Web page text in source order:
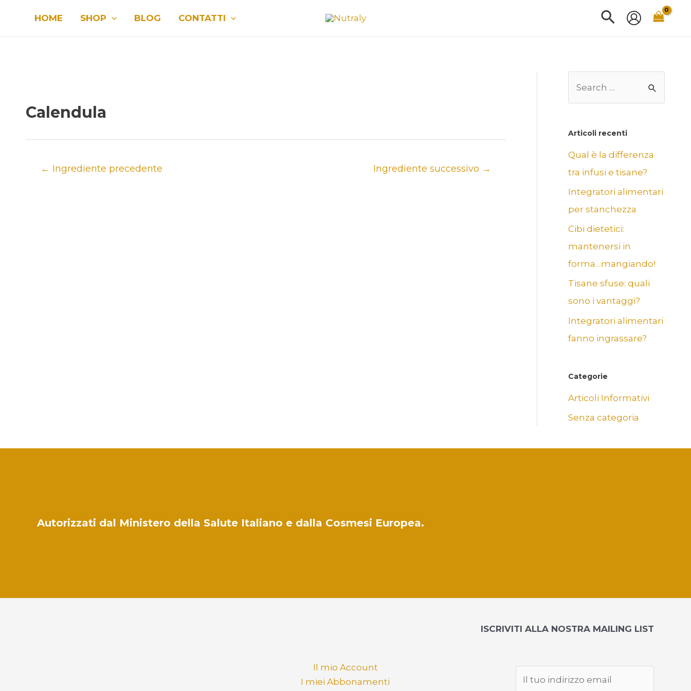
HOME SHOP BLOG CONTATTI Cerca
Calendula
Navigazione
← Ingrediente precedente Ingrediente successivo →
c
a
:
Articoli recenti
Qual è la differenza
tra infusi e tisane?
Integratori alimentari
per stanchezza
Cibi dietetici:
mantenersi in
forma…mangiando!
Tisane sfuse: quali
sono i vantaggi?
Integratori alimentari
fanno ingrassare?
Categorie
Articoli Informativi
Senza categoria
Autorizzati dal Ministero della Salute Italiano e dalla Cosmesi Europea.
Il mio Account
I miei Abbonamenti
ISCRIVITI ALLA NOSTRA MAILING LIST